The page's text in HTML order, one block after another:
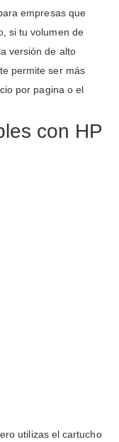
empresas que
si tu volumen de
versión de alto
permite ser más
por pagina o el
con HP
utilizas el cartucho